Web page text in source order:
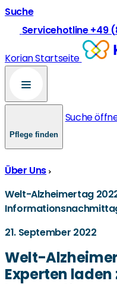
Suche
Servicehotline +49
Korian Startseite
Pflege finden
Suche
Über Uns
Welt-Alzheimertag
21. September 2022
Welt-
Experten laden